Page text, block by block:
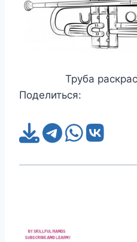
Труба
Поделиться: